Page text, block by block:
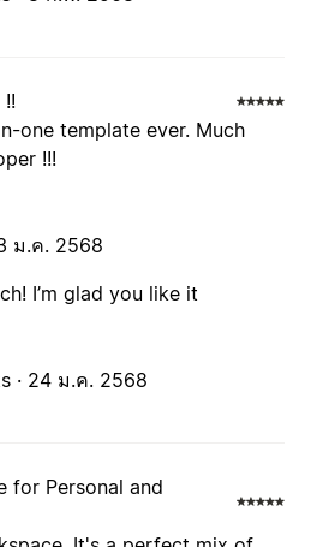
!!
one template ever. Much
!!!
ม.ค. 2568
I’m glad you like it
· 24 ม.ค. 2568
for Personal and